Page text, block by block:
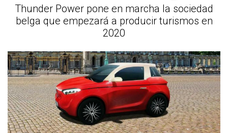
Thunder Power pone en marcha la sociedad
belga que empezará a producir turismos en
2020